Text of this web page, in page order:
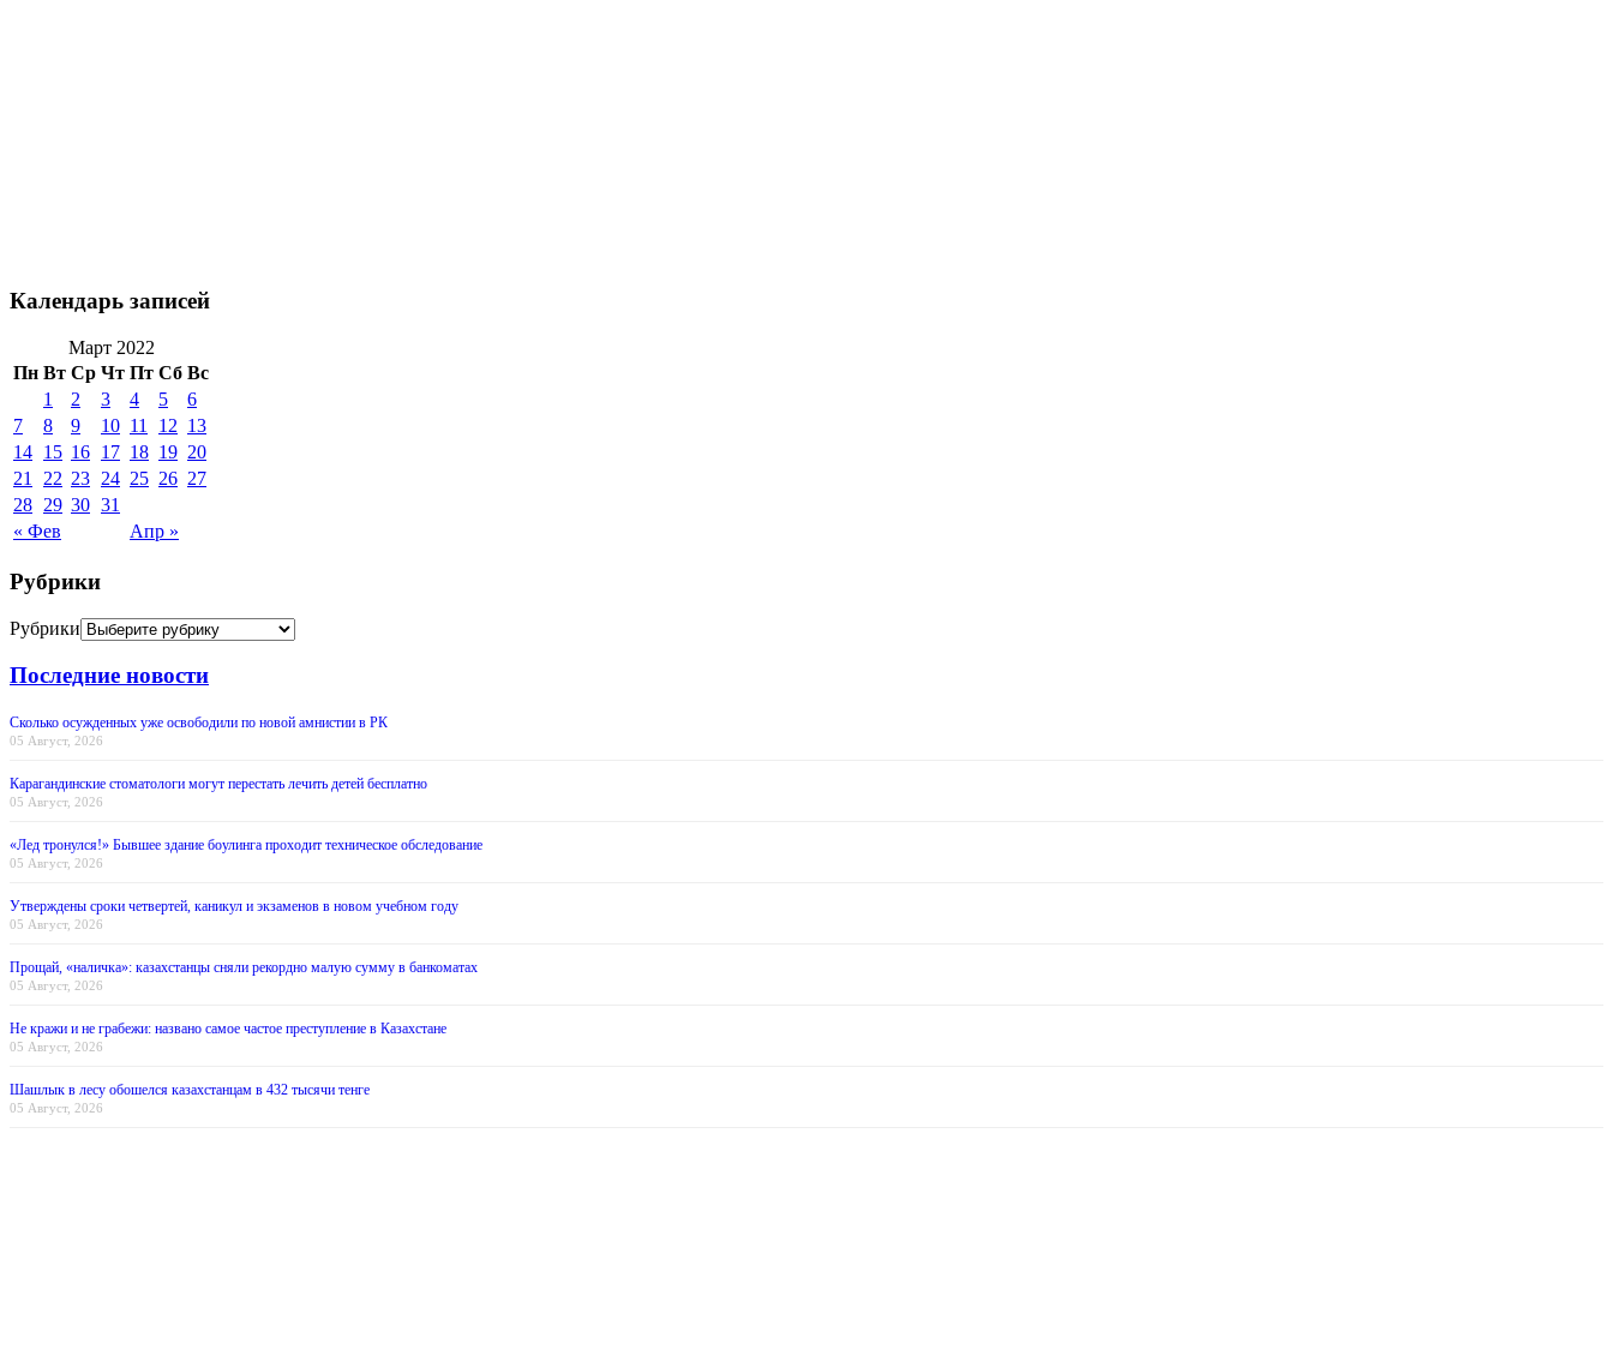
Календарь записей
Март 2022
Пн Вт Ср Чт Пт Сб Вс
« Фев Апр »
1 2 3 4 5
6
7
8 9 10 11 12 13
14 15 16 17 18 19 20
21
22 23 24 25 26 27
28 29 30 31
Рубрики
Рубрики
Последние новости
Сколько осужденных уже освободили по новой амнистии в РК
05 Август, 2026
Карагандинские стоматологи могут перестать лечить детей бесплатно
05 Август, 2026
«Лед тронулся!» Бывшее здание боулинга проходит техническое обследование
05 Август, 2026
Утверждены сроки четвертей, каникул и экзаменов в новом учебном году
05 Август, 2026
Прощай, «наличка»: казахстанцы сняли рекордно малую сумму в банкоматах
05 Август, 2026
Не кражи и не грабежи: названо самое частое преступление в Казахстане
05 Август, 2026
Шашлык в лесу обошелся казахстанцам в 432 тысячи тенге
05 Август, 2026